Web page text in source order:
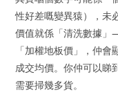
性好差嘅變異猿），未
價值就係「清洗數據
「加權地板價」，仲
成交均價。你仲可以睇
需要掃幾多貨。